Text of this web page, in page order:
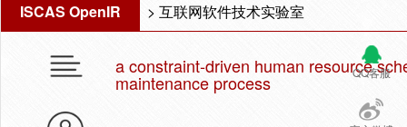
ISCAS OpenIR > 互联网软件技术实验室
QQ客服
a constraint-driven human resource
maintenance process